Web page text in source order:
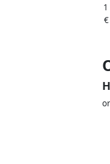
Hoge Kraag